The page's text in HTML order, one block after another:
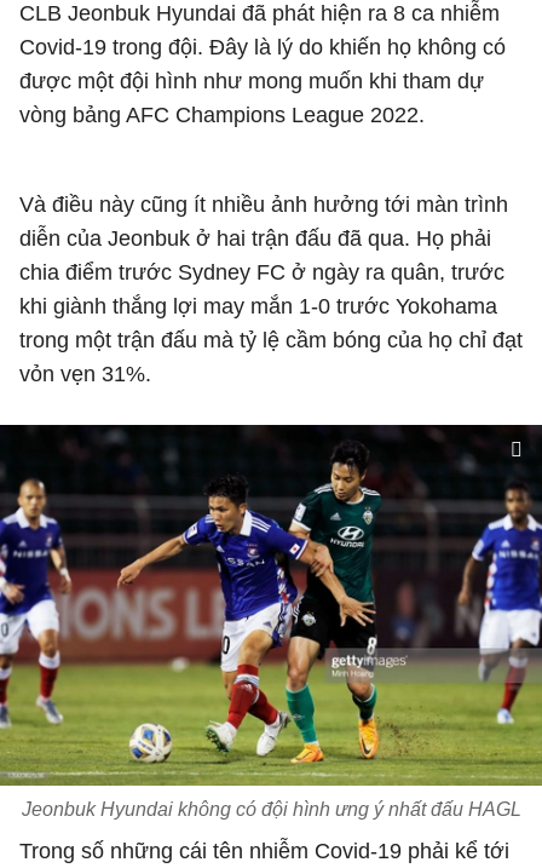
CLB Jeonbuk Hyundai đã phát hiện ra 8 ca nhiễm
Covid-19 trong đội. Đây là lý do khiến họ không có
được một đội hình như mong muốn khi tham dự
vòng bảng AFC Champions League 2022.
Và điều này cũng ít nhiều ảnh hưởng tới màn trình
diễn của Jeonbuk ở hai trận đấu đã qua. Họ phải
chia điểm trước Sydney FC ở ngày ra quân, trước
khi giành thắng lợi may mắn 1-0 trước Yokohama
trong một trận đấu mà tỷ lệ cầm bóng của họ chỉ đạt
vỏn vẹn 31%.
Jeonbuk Hyundai không có đội hình ưng ý nhất đấu HAGL
Trong số những cái tên nhiễm Covid-19 phải kể tới